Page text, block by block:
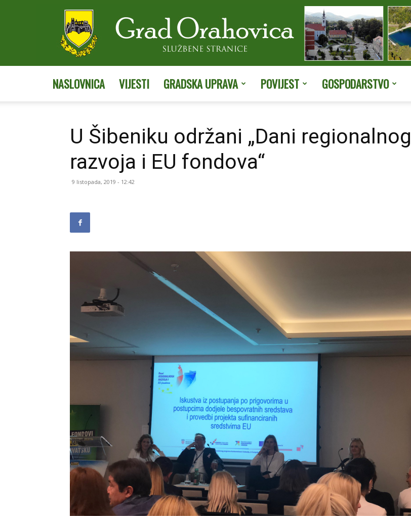
NASLOVNICA VIJESTI GRADSKA UPRAVA POVIJEST GOSPODARSTVO
U Šibeniku održani „Dani regionalnog
razvoja i EU fondova“
9 listopada, 2019 - 12:42